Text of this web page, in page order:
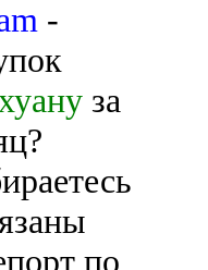
-
за
по